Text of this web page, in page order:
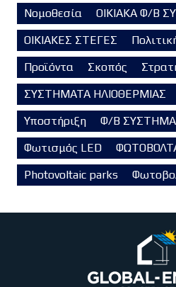
Νομοθεσία
ΟΙΚΙΑΚΑ Φ/Β
ΟΙΚΙΑΚΕΣ ΣΤΕΓΕΣ
Προϊόντα
Σκοπός
ΣΥΣΤΗΜΑΤΑ ΗΛΙΟΘΕΡΜΙΑΣ
Υποστήριξη
Φ/Β
Φωτισμός LED
Photovoltaic parks